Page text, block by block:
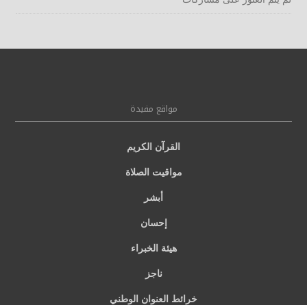
مواقع مفيدة
القرآن الكريم
مواقيت الصلاة
أبشر
إحسان
هيئة الخبراء
ناجز
خرائط العنوان الوطني